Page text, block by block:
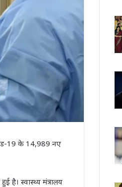
19 के 14,989 नए
है। स्वास्थ्य मंत्रालय